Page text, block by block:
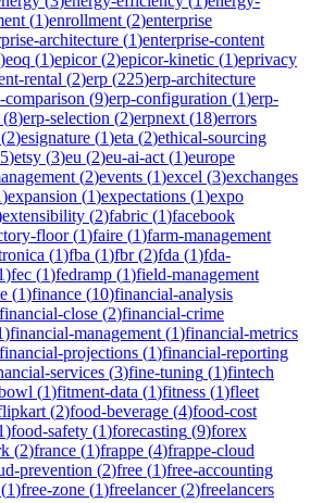
(1)enrollment (2)enterprise
architecture (1)enterprise-content
)eoq (1)epicor(2)epicor-kinetic (1)eprivacy
rental (2)erp (225)erp-architecture
comparison (9)erp-configuration (1)erp-
(8)erp-selection (2)erpnext (18)errors
(2)esignature (1)eta (2)ethical-sourcing
5)etsy (3)eu (2)eu-ai-act (1)europe
(2)events (1)excel (3)exchanges
)expansion (1)expectations (1)expo
extensibility (2)fabric (1)facebook
floor(1)faire (1)farm-management
(1)fba (1)fbr(2)fda (1)fda-
)fec (1)fedramp (1)field-management
(1)finance (10)financial-analysis
financial-close (2)financial-crime
)financial-management (1)financial-metrics
financial-projections (1)financial-reporting
services (3)fine-tuning (1)fintech
(1)fitment-data (1)fitness (1)fleet
(2)food-beverage (4)food-cost
)food-safety (1)forecasting (9)forex
(2)france (1)frappe (4)frappe-cloud
prevention (2)free (1)free-accounting
(1)free-zone (1)freelancer(2)freelancers